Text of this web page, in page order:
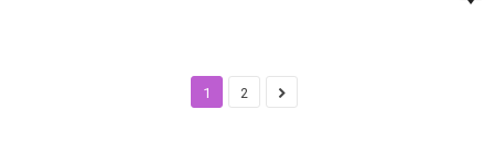
1 2